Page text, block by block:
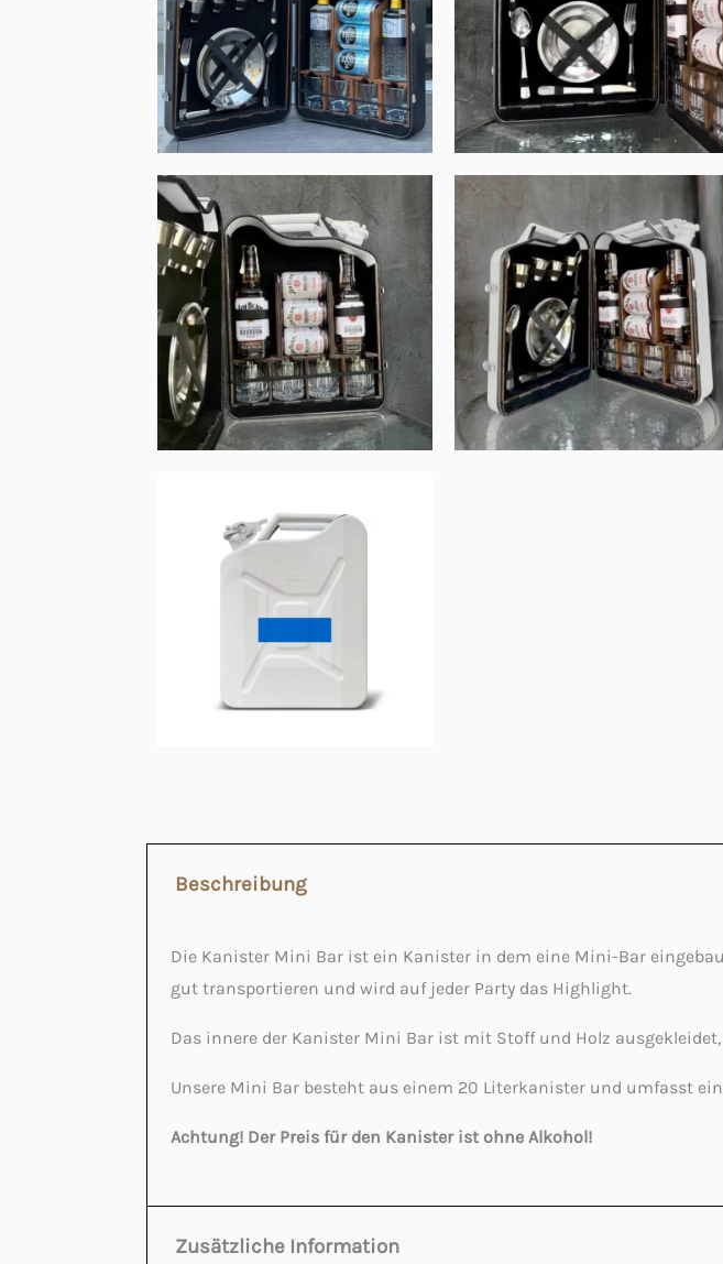
Beschreibung
Die Kanister Mini Bar ist ein Kanister in dem eine Mini-Bar
gut transportieren und wird auf jeder Party das Highlight.
Das innere der Kanister Mini Bar ist mit Stoff und Holz
Unsere Mini Bar besteht aus einem 20 Literkanister und umfasst
Achtung! Der Preis für den Kanister ist ohne Alkohol!
Zusätzliche Information